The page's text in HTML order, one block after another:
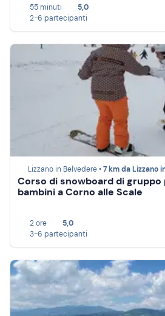
55 minuti
5,0
2-6 partecipanti
Lizzano in Belvedere •7 km da Lizzano
Corso di snowboard di gruppo
bambini a Corno alle Scale
2 ore
5,0
3-6 partecipanti